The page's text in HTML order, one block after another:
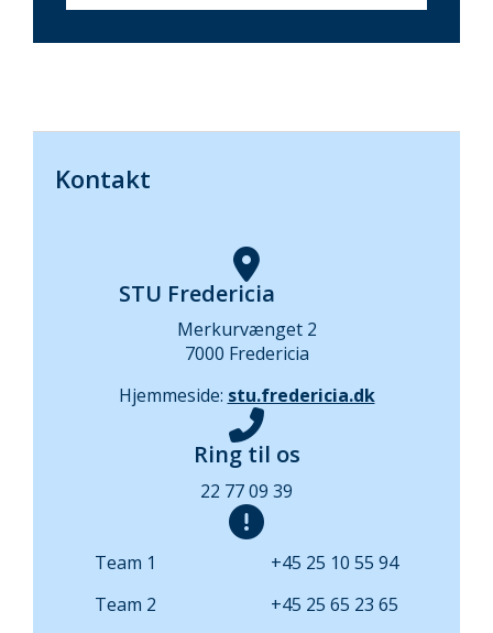
Kontakt
STU Fredericia
Merkurvænget 2
7000 Fredericia
Hjemmeside: stu.fredericia.dk
Ring til os
22 77 09 39
Team 1 +45 25 10 55 94
Team 2 +45 25 65 23 65